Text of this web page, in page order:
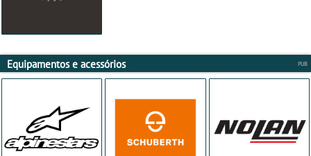
Equipamentos e acessórios